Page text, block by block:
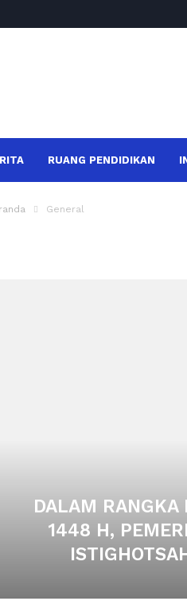
RUANG PENDIDIKAN
General
DALAM
1448 H,